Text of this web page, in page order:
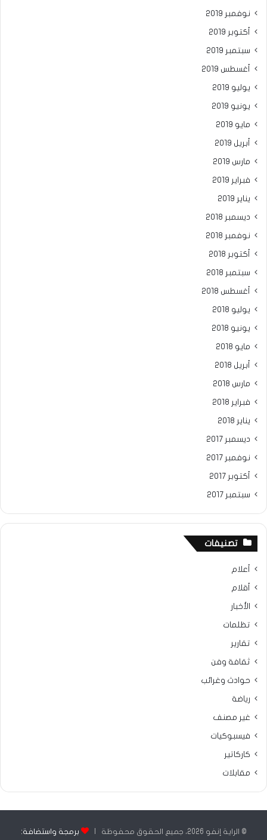
نوفمبر 2019
أكتوبر 2019
سبتمبر 2019
أغسطس 2019
يوليو 2019
يونيو 2019
مايو 2019
أبريل 2019
مارس 2019
فبراير 2019
يناير 2019
ديسمبر 2018
نوفمبر 2018
أكتوبر 2018
سبتمبر 2018
أغسطس 2018
يوليو 2018
يونيو 2018
مايو 2018
أبريل 2018
مارس 2018
فبراير 2018
يناير 2018
ديسمبر 2017
نوفمبر 2017
أكتوبر 2017
سبتمبر 2017
تصنيفات
أعلام
أقلام
الأخبار
تظلمات
تقارير
ثقافة وفن
حوادث وغرائب
رياضة
غير مصنف
فيسبوكيات
كاركاتير
مقابلات
© الراية إنفو 2026، جميع الحقوق محفوظة | برمجة واستضافة: